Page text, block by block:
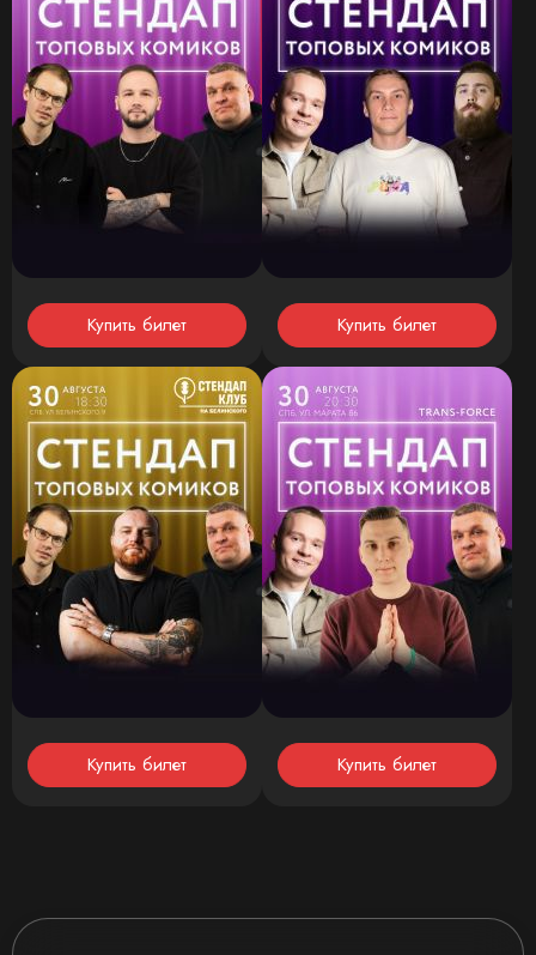
Купить билет Купить билет
Купить билет Купить билет